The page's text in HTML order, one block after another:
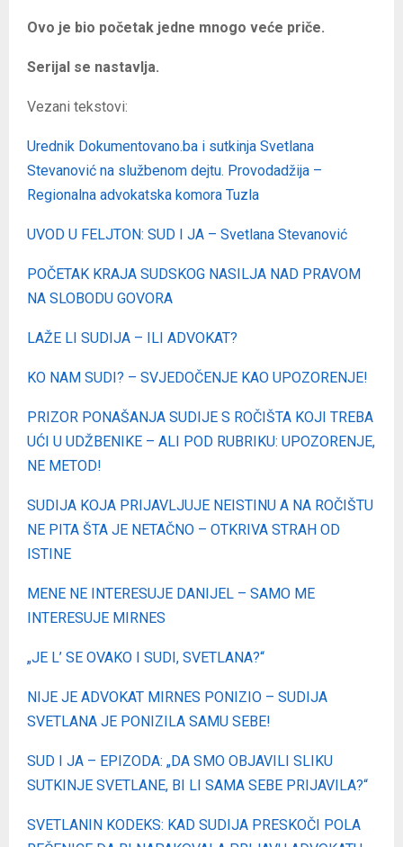
Ovo je bio početak jedne mnogo veće priče.
Serijal se nastavlja.
Vezani tekstovi:
Urednik Dokumentovano.ba i sutkinja Svetlana
Stevanović na službenom dejtu. Provodadžija –
Regionalna advokatska komora Tuzla
UVOD U FELJTON: SUD I JA – Svetlana Stevanović
POČETAK KRAJA SUDSKOG NASILJA NAD PRAVOM
NA SLOBODU GOVORA
LAŽE LI SUDIJA – ILI ADVOKAT?
KO NAM SUDI? – SVJEDOČENJE KAO UPOZORENJE!
PRIZOR PONAŠANJA SUDIJE S ROČIŠTA KOJI TREBA
UĆI U UDŽBENIKE – ALI POD RUBRIKU: UPOZORENJE,
NE METOD!
SUDIJA KOJA PRIJAVLJUJE NEISTINU A NA ROČIŠTU
NE PITA ŠTA JE NETAČNO – OTKRIVA STRAH OD
ISTINE
MENE NE INTERESUJE DANIJEL – SAMO ME
INTERESUJE MIRNES
„JE L’ SE OVAKO I SUDI, SVETLANA?“
NIJE JE ADVOKAT MIRNES PONIZIO – SUDIJA
SVETLANA JE PONIZILA SAMU SEBE!
SUD I JA – EPIZODA: „DA SMO OBJAVILI SLIKU
SUTKINJE SVETLANE, BI LI SAMA SEBE PRIJAVILA?“
SVETLANIN KODEKS: KAD SUDIJA PRESKOČI POLA